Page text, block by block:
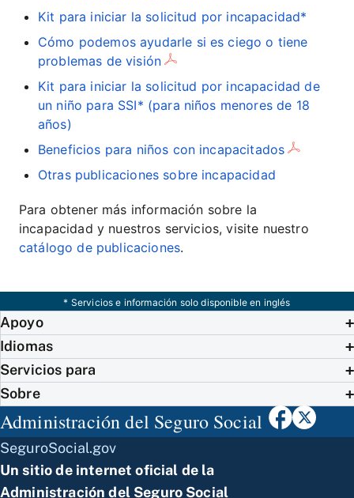
Kit para iniciar la solicitud por incapacidad*
Cómo podemos ayudarle si es ciego o tiene
problemas de visión
Kit para iniciar la solicitud por incapacidad de
un niño para SSI* (para niños menores de 18
años)
Beneficios para niños con incapacitados
Otras publicaciones sobre incapacidad
Para obtener más información sobre la
incapacidad y nuestros servicios, visite nuestro
catálogo de publicaciones.
* Servicios e información solo disponible en inglés
Apoyo
Idiomas
Servicios para
Sobre
Administración del Seguro Social
SeguroSocial.gov
Un sitio de internet oficial de la
Administración del Seguro Social